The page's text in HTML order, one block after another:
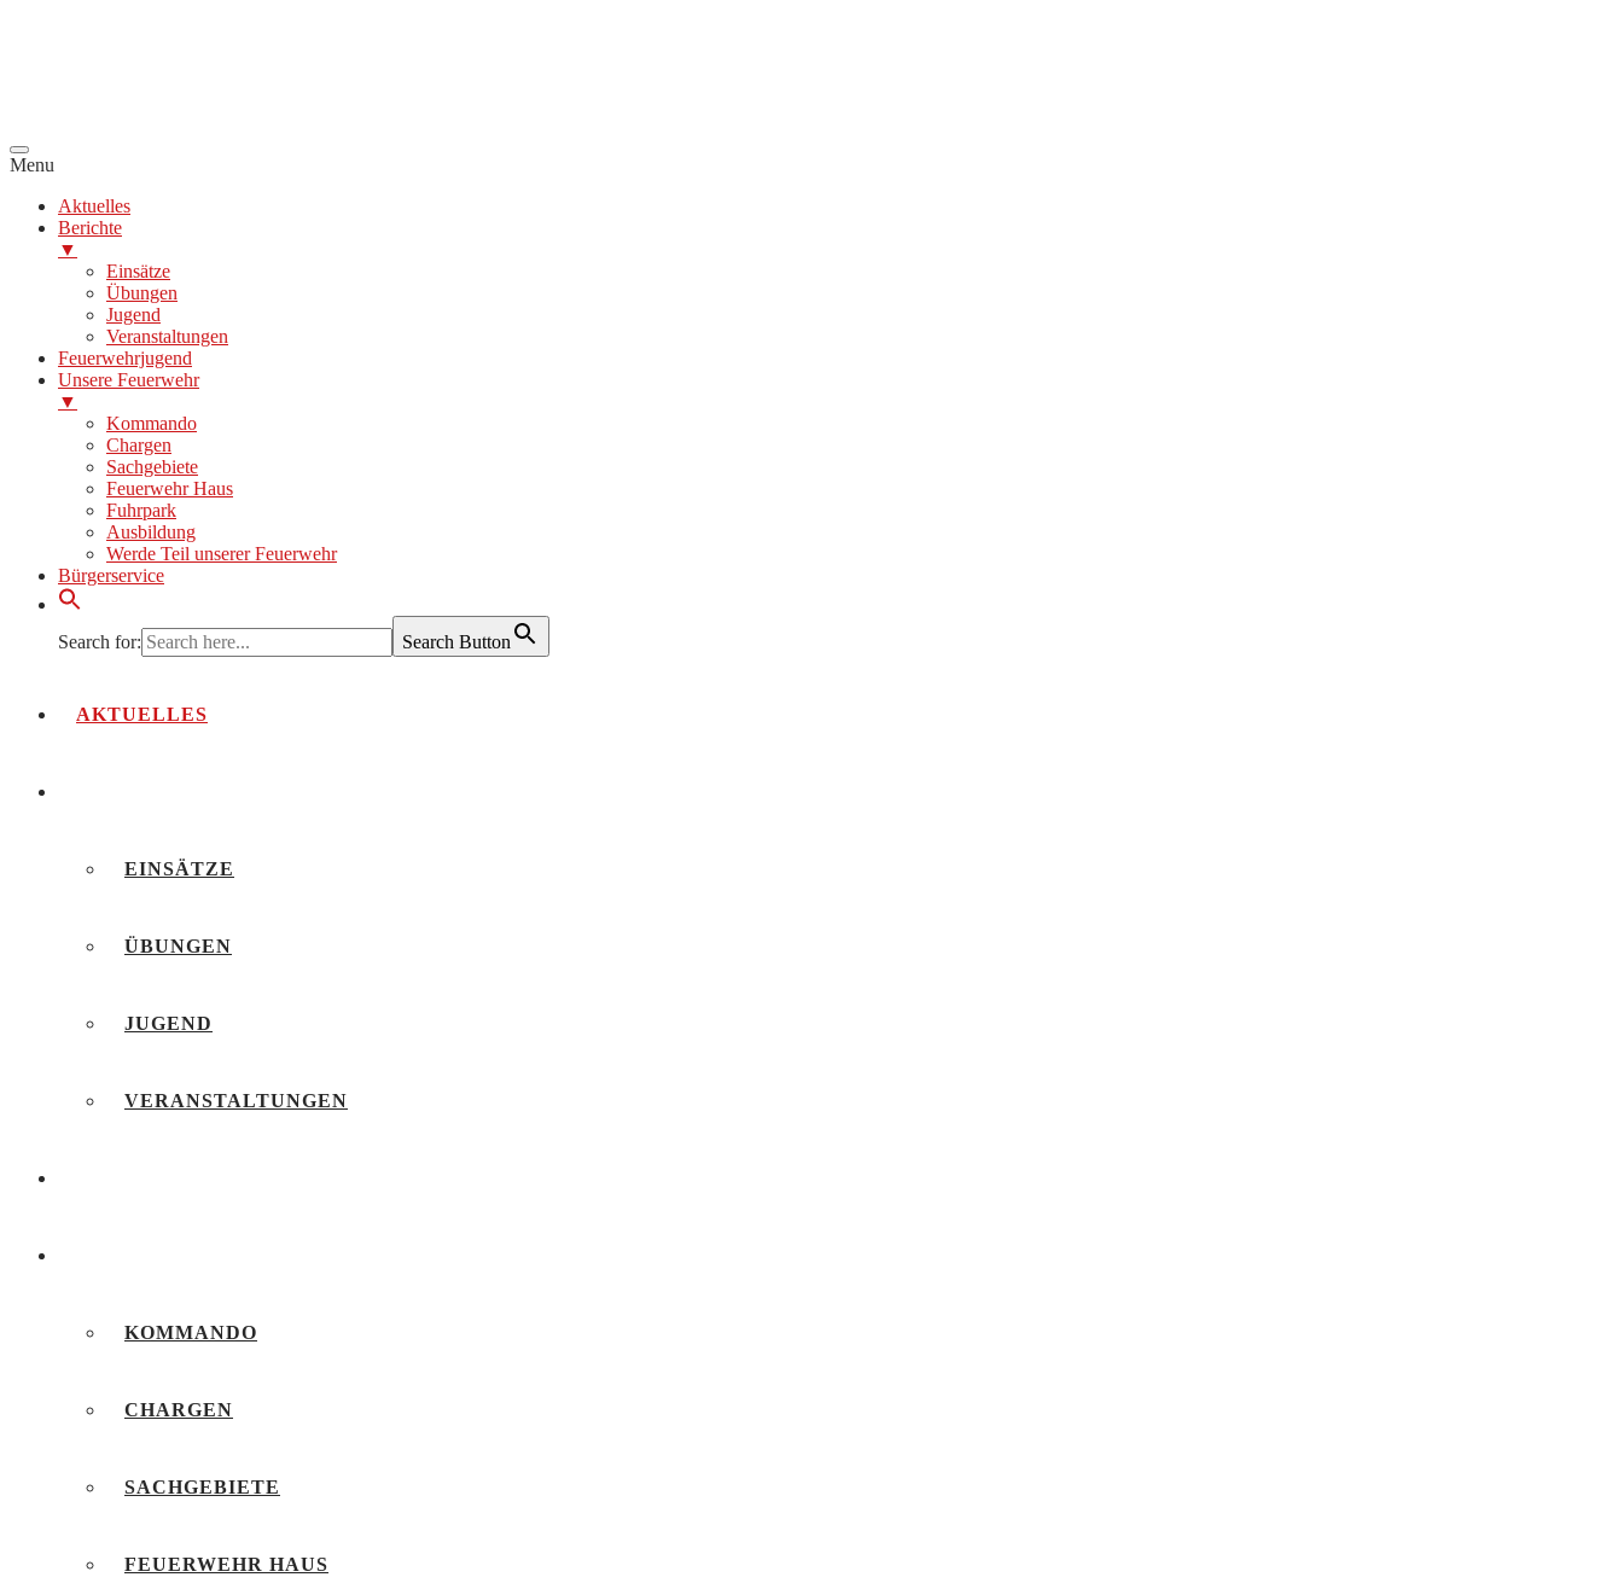
Menu
Aktuelles
Berichte
▼
Einsätze
Übungen
Jugend
Veranstaltungen
Feuerwehrjugend
Unsere Feuerwehr
▼
Kommando
Chargen
Sachgebiete
Feuerwehr Haus
Fuhrpark
Ausbildung
Werde Teil unserer Feuerwehr
Bürgerservice
Search for: Search Button
AKTUELLES
EINSÄTZE
ÜBUNGEN
JUGEND
VERANSTALTUNGEN
KOMMANDO
CHARGEN
SACHGEBIETE
FEUERWEHR HAUS